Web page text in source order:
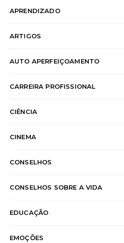
APRENDIZADO
ARTIGOS
AUTO APERFEIÇOAMENTO
CARREIRA PROFISSIONAL
CIÊNCIA
CINEMA
CONSELHOS
CONSELHOS SOBRE A VIDA
EDUCAÇÃO
EMOÇÕES